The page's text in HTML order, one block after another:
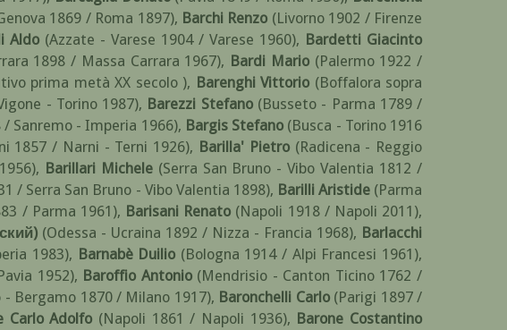
1869 / Roma 1897), Barchi Renzo (Livorno 1902 / Firenze
Aldo (Azzate - Varese 1904 / Varese 1960), Bardetti Giacinto
1898 / Massa Carrara 1967), Bardi Mario (Palermo 1922 /
prima metà XX secolo ), Barenghi Vittorio (Boffalora sopra
- Torino 1987), Barezzi Stefano (Busseto - Parma 1789 /
/ Sanremo - Imperia 1966), Bargis Stefano (Busca - Torino 1916
1857 / Narni - Terni 1926), Barilla' Pietro (Radicena - Reggio
, Barillari Michele (Serra San Bruno - Vibo Valentia 1812 /
/ Serra San Bruno - Vibo Valentia 1898), Barilli Aristide (Parma
/ Parma 1961), Barisani Renato (Napoli 1918 / Napoli 2011),
(Odessa - Ucraina 1892 / Nizza - Francia 1968), Barlacchi
1983), Barnabè Duilio (Bologna 1914 / Alpi Francesi 1961),
1952), Baroffio Antonio (Mendrisio - Canton Ticino 1762 /
- Bergamo 1870 / Milano 1917), Baronchelli Carlo (Parigi 1897 /
Carlo Adolfo (Napoli 1861 / Napoli 1936), Barone Costantino